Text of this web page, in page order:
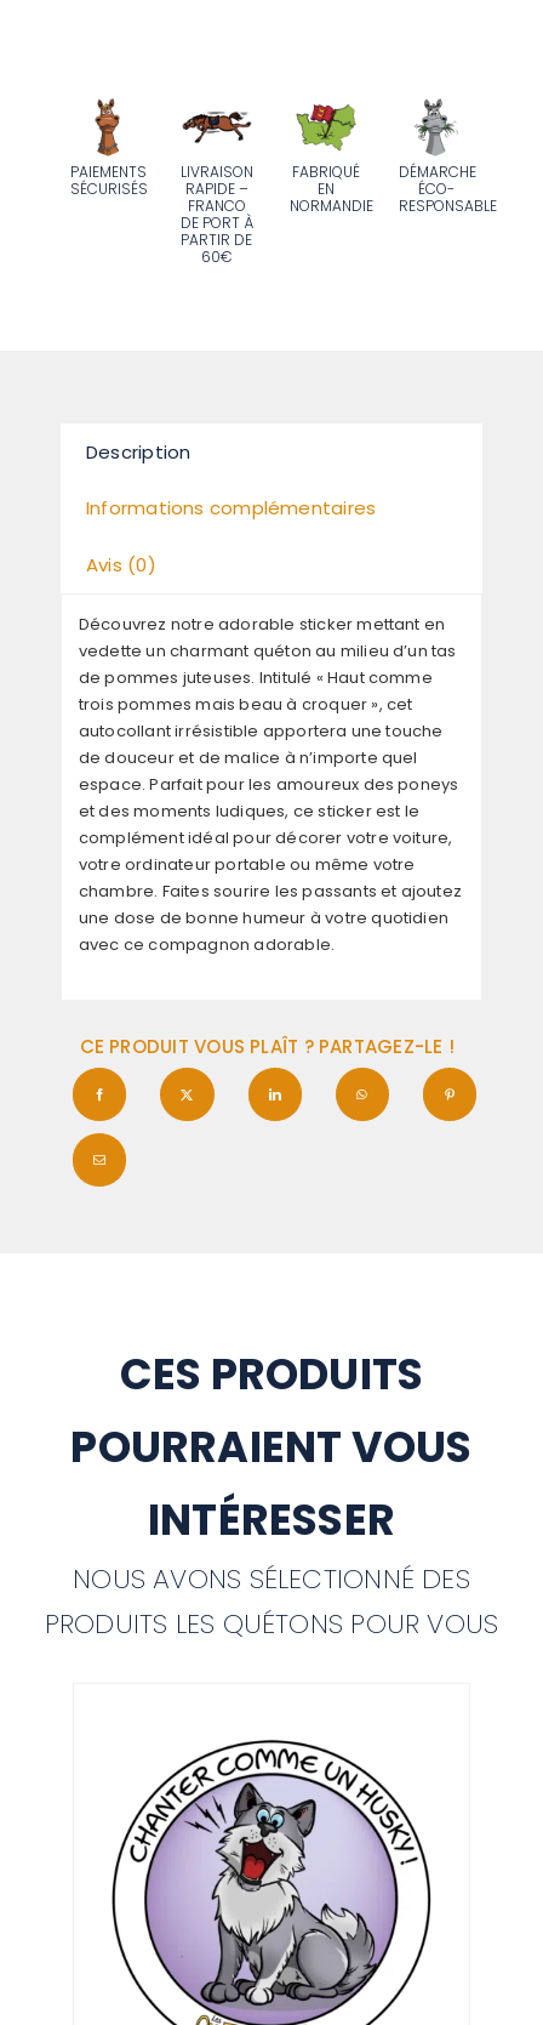
pommes
mais
PAIEMENTS
SÉCURISÉS
LIVRAISON
RAPIDE –
FRANCO
DE PORT À
PARTIR DE
60€
FABRIQUÉ
EN
NORMANDIE
DÉMARCHE
ÉCO-
RESPONSABLE
Description
Informations complémentaires
Avis (0)
Découvrez notre adorable sticker mettant en
vedette un charmant quéton au milieu d’un tas
de pommes juteuses. Intitulé « Haut comme
trois pommes mais beau à croquer », cet
autocollant irrésistible apportera une touche
de douceur et de malice à n’importe quel
espace. Parfait pour les amoureux des poneys
et des moments ludiques, ce sticker est le
complément idéal pour décorer votre voiture,
votre ordinateur portable ou même votre
chambre. Faites sourire les passants et ajoutez
une dose de bonne humeur à votre quotidien
avec ce compagnon adorable.
CE PRODUIT VOUS PLAÎT ? PARTAGEZ-LE !
CES PRODUITS
POURRAIENT VOUS
INTÉRESSER
NOUS AVONS SÉLECTIONNÉ DES
PRODUITS LES QUÉTONS POUR VOUS